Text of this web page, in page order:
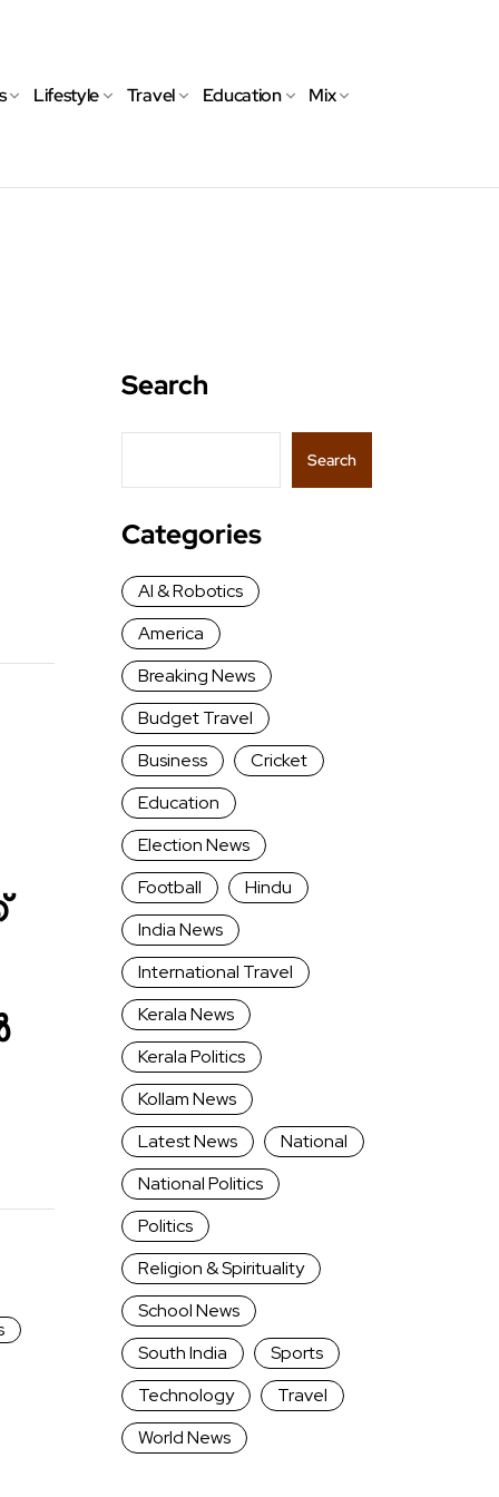
Lifestyle Travel Education Mix
Search
Search
Categories
AI & Robotics
America
Breaking News
Budget Travel
Business
Cricket
Education
Election News
Football
Hindu
India News
International Travel
Kerala News
Kerala Politics
Kollam News
Latest News
National
National Politics
Politics
Religion & Spirituality
School News
South India
Sports
Technology
Travel
World News